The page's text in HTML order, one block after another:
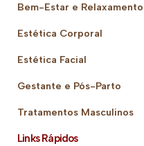
Bem-Estar e Relaxamento
Estética Corporal
Estética Facial
Gestante e Pós-Parto
Tratamentos Masculinos
Links Rápidos